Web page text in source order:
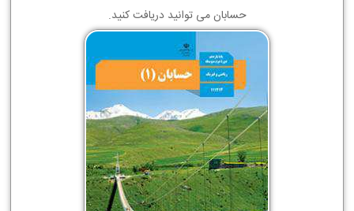
حسابان می توانید دریافت کنید.